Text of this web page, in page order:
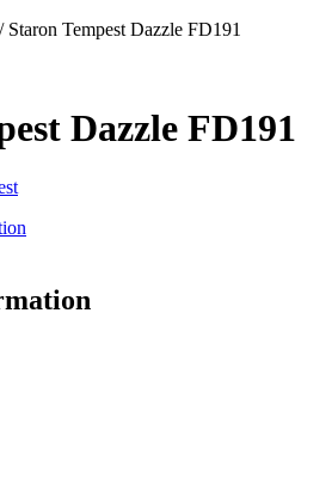
/ Staron Tempest Dazzle FD191
Dazzle FD191